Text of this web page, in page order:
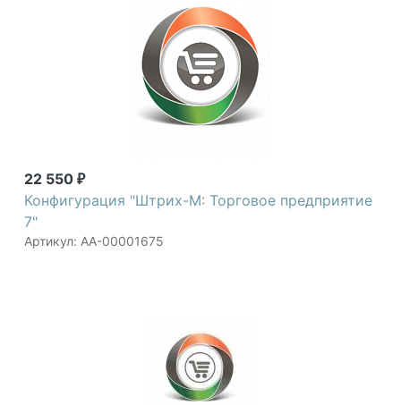
22 550 ₽
Конфигурация "Штрих-М: Торговое предприятие
7"
Артикул: АА-00001675